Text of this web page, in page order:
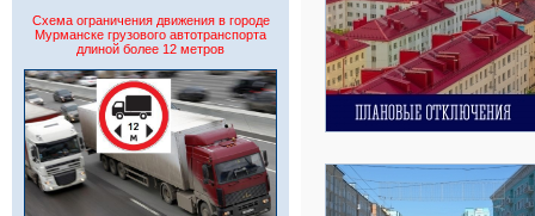
Схема ограничения движения в городе
Мурманске грузового автотранспорта
длиной более 12 метров